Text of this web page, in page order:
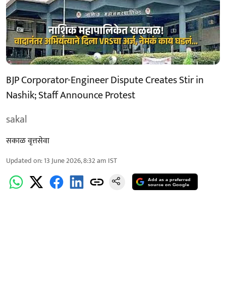
BJP Corporator-Engineer Dispute Creates Stir in
Nashik; Staff Announce Protest
sakal
सकाळ वृत्तसेवा
Updated on:13 June 2026, 8:32 am IST
Add as a preferred
source on Google